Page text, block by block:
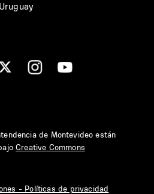
Uruguay
de Montevideo están
Creative Commons
- Políticas de privacidad